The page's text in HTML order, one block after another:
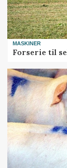
MASKINER
Forserie til